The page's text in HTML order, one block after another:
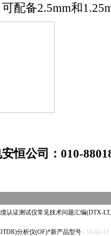
配备2.5mm和
恒公司：010-
认证测试仪常见技术问题汇编(DTX-
分析仪(OF)*新产品型号 - 10-03-15